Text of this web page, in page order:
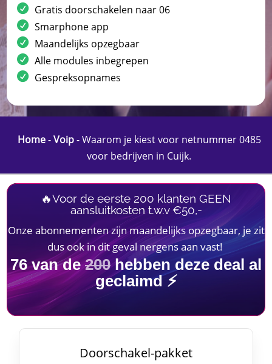
Gratis doorschakelen naar 06
Smarphone app
Maandelijks opzegbaar
Alle modules inbegrepen
Gespreksopnames
Home-Voip-Waarom je kiest voor netnummer 0485
voor bedrijven in Cuijk.​
🔥Voor de eerste 200 klanten GEEN
aansluitkosten t.w.v €50,-
Onze abonnementen zijn maandelijks opzegbaar, je zit
dus ook in dit geval nergens aan vast!
76van de200hebben deze deal al
geclaimd ⚡
Doorschakel-pakket